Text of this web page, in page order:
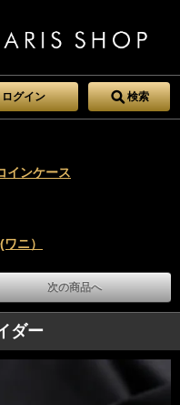
グイン 検索
インケース
ニ）
次の商品へ
ダー